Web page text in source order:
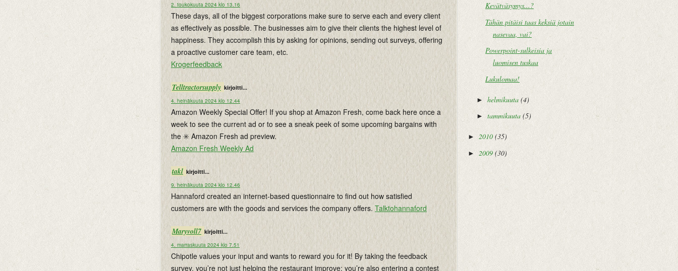
2. toukokuuta 2024 klo 13.16
These days, all of the biggest corporations make sure to serve each and every client
as effectively as possible. The businesses aim to give their clients the highest level of
happiness. They accomplish this by asking for opinions, sending out surveys, offering
a proactive customer care team, etc.
Krogerfeedback
Telltractorsupply kirjoitti...
4. heinäkuuta 2024 klo 12.44
Amazon Weekly Special Offer! If you shop at Amazon Fresh, come back here once a
week to see the current ad or to see a sneak peek of some upcoming bargains with
the ✳️ Amazon Fresh ad preview.
Amazon Fresh Weekly Ad
takl kirjoitti...
9. heinäkuuta 2024 klo 12.46
Hannaford created an internet-based questionnaire to find out how satisfied
customers are with the goods and services the company offers. Talktohannaford
Maryvoll7 kirjoitti...
4. marraskuuta 2024 klo 7.51
Chipotle values your input and wants to reward you for it! By taking the feedback
survey, you’re not just helping the restaurant improve; you’re also entering a contest
Kevätväsymys...?
Tähän pitäisi taas keksiä jotain
nasevaa, vai?
Powerpoint-sulkeisia ja
luomisen tuskaa
Lukulomaa!
► helmikuuta (4)
► tammikuuta (5)
► 2010 (35)
► 2009 (30)